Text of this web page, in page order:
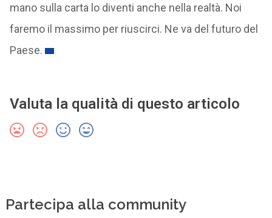
mano sulla carta lo diventi anche nella realtà. Noi
faremo il massimo per riuscirci. Ne va del futuro del
Paese.
Valuta la qualità di questo articolo
Partecipa alla community